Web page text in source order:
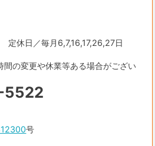
休日／毎月6,7,16,17,26,27日
の変更や休業等ある場合がござい
号